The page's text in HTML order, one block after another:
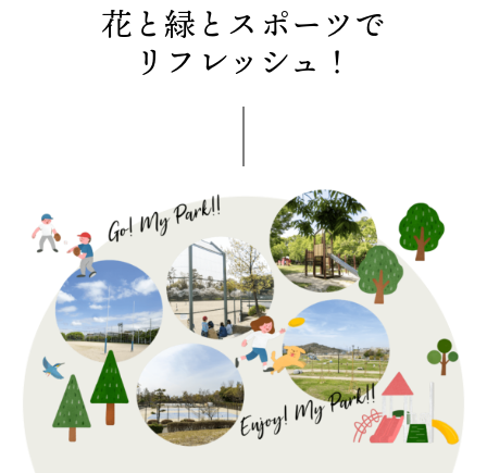
花と緑とスポーツで
リフレッシュ！